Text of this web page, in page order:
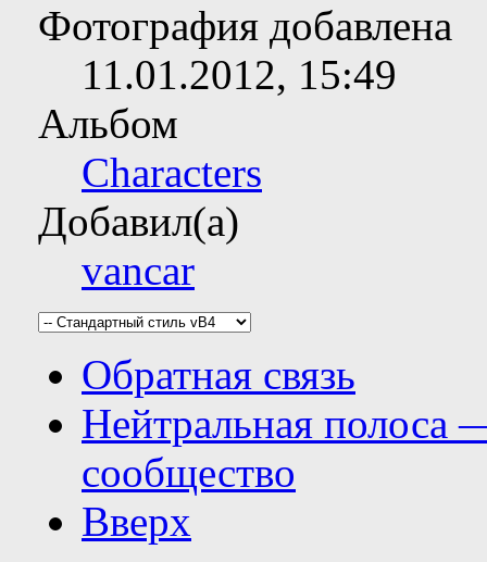
Фотография добавлена
11.01.2012, 15:49
Альбом
Characters
Добавил(а)
vancar
Обратная связь
Нейтральная полоса
сообщество
Вверх